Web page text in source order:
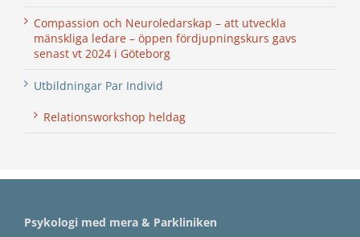
Compassion och Neuroledarskap – att utveckla
mänskliga ledare – öppen fördjupningskurs gavs
senast vt 2024 i Göteborg
Utbildningar Par Individ
Relationsworkshop heldag
Psykologi med mera & Parkliniken